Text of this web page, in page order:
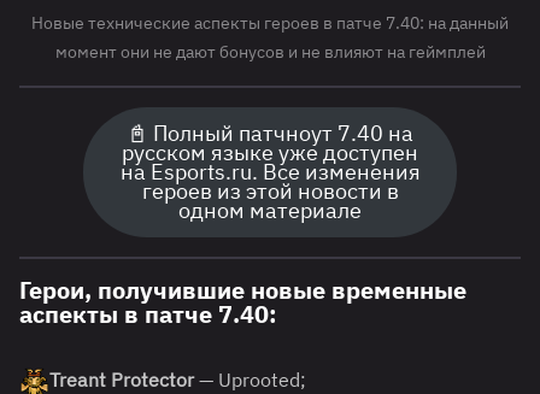
Новые технические аспекты героев в патче 7.40: на данный
момент они не дают бонусов и не влияют на геймплей
📓 Полный патчноут 7.40 на
русском языке уже доступен
на Esports.ru. Все изменения
героев из этой новости в
одном материале
Герои, получившие новые временные
аспекты в патче 7.40:
Treant Protector— Uprooted;